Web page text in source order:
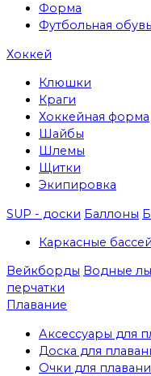
Форма
Футбольная обувь
Хоккей
Клюшки
Краги
Хоккейная форма
Шайбы
Шлемы
Щитки
Экипировка
SUP - доски Баллоны
Каркасные
Вейкборды Водные
перчатки
Плавание
Аксессуары для
Доска для
Очки для